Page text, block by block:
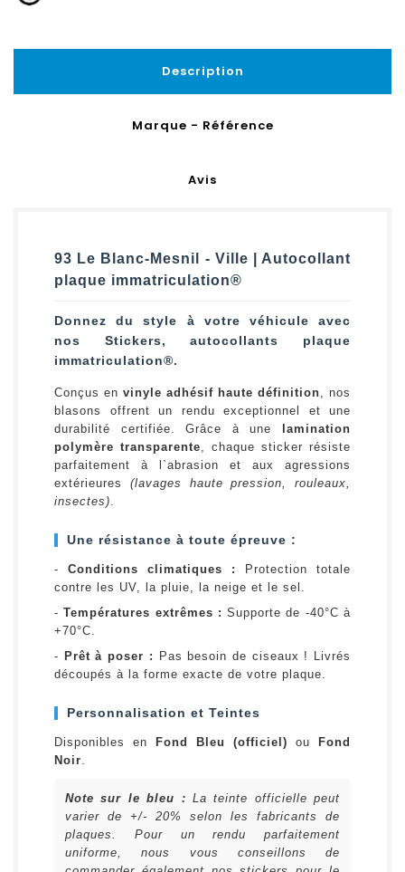
Description
Marque - Référence
Avis
93 Le Blanc-Mesnil - Ville | Autocollant
plaque immatriculation®
Donnez du style à votre véhicule avec
nos Stickers, autocollants plaque
immatriculation®.
Conçus en vinyle adhésif haute définition, nos
blasons offrent un rendu exceptionnel et une
durabilité certifiée. Grâce à une
lamination
polymère transparente, chaque sticker résiste
parfaitement à l`abrasion et aux agressions
extérieures (lavages haute pression, rouleaux,
insectes).
Une résistance à toute épreuve :
- Conditions climatiques :
Protection totale
contre les UV, la pluie, la neige et le sel.
-Températures extrêmes : Supporte de -40°C à
+70°C.
- Prêt à poser :
Pas besoin de ciseaux ! Livrés
découpés à la forme exacte de votre plaque.
Personnalisation et Teintes
Disponibles en Fond Bleu (officiel) ou
Fond
Noir.
Note sur le bleu : La teinte officielle peut
varier de +/- 20% selon les fabricants de
plaques. Pour un rendu parfaitement
uniforme, nous vous conseillons de